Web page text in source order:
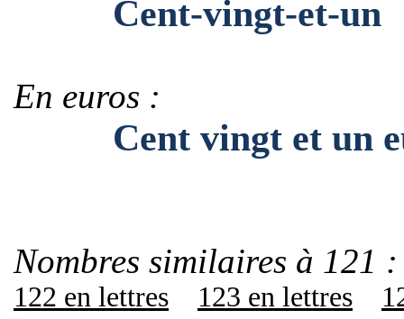
Cent-vingt-et-un
En euros :
Cent vingt et un
Nombres similaires à 121 :
122 en lettres 123 en lettres